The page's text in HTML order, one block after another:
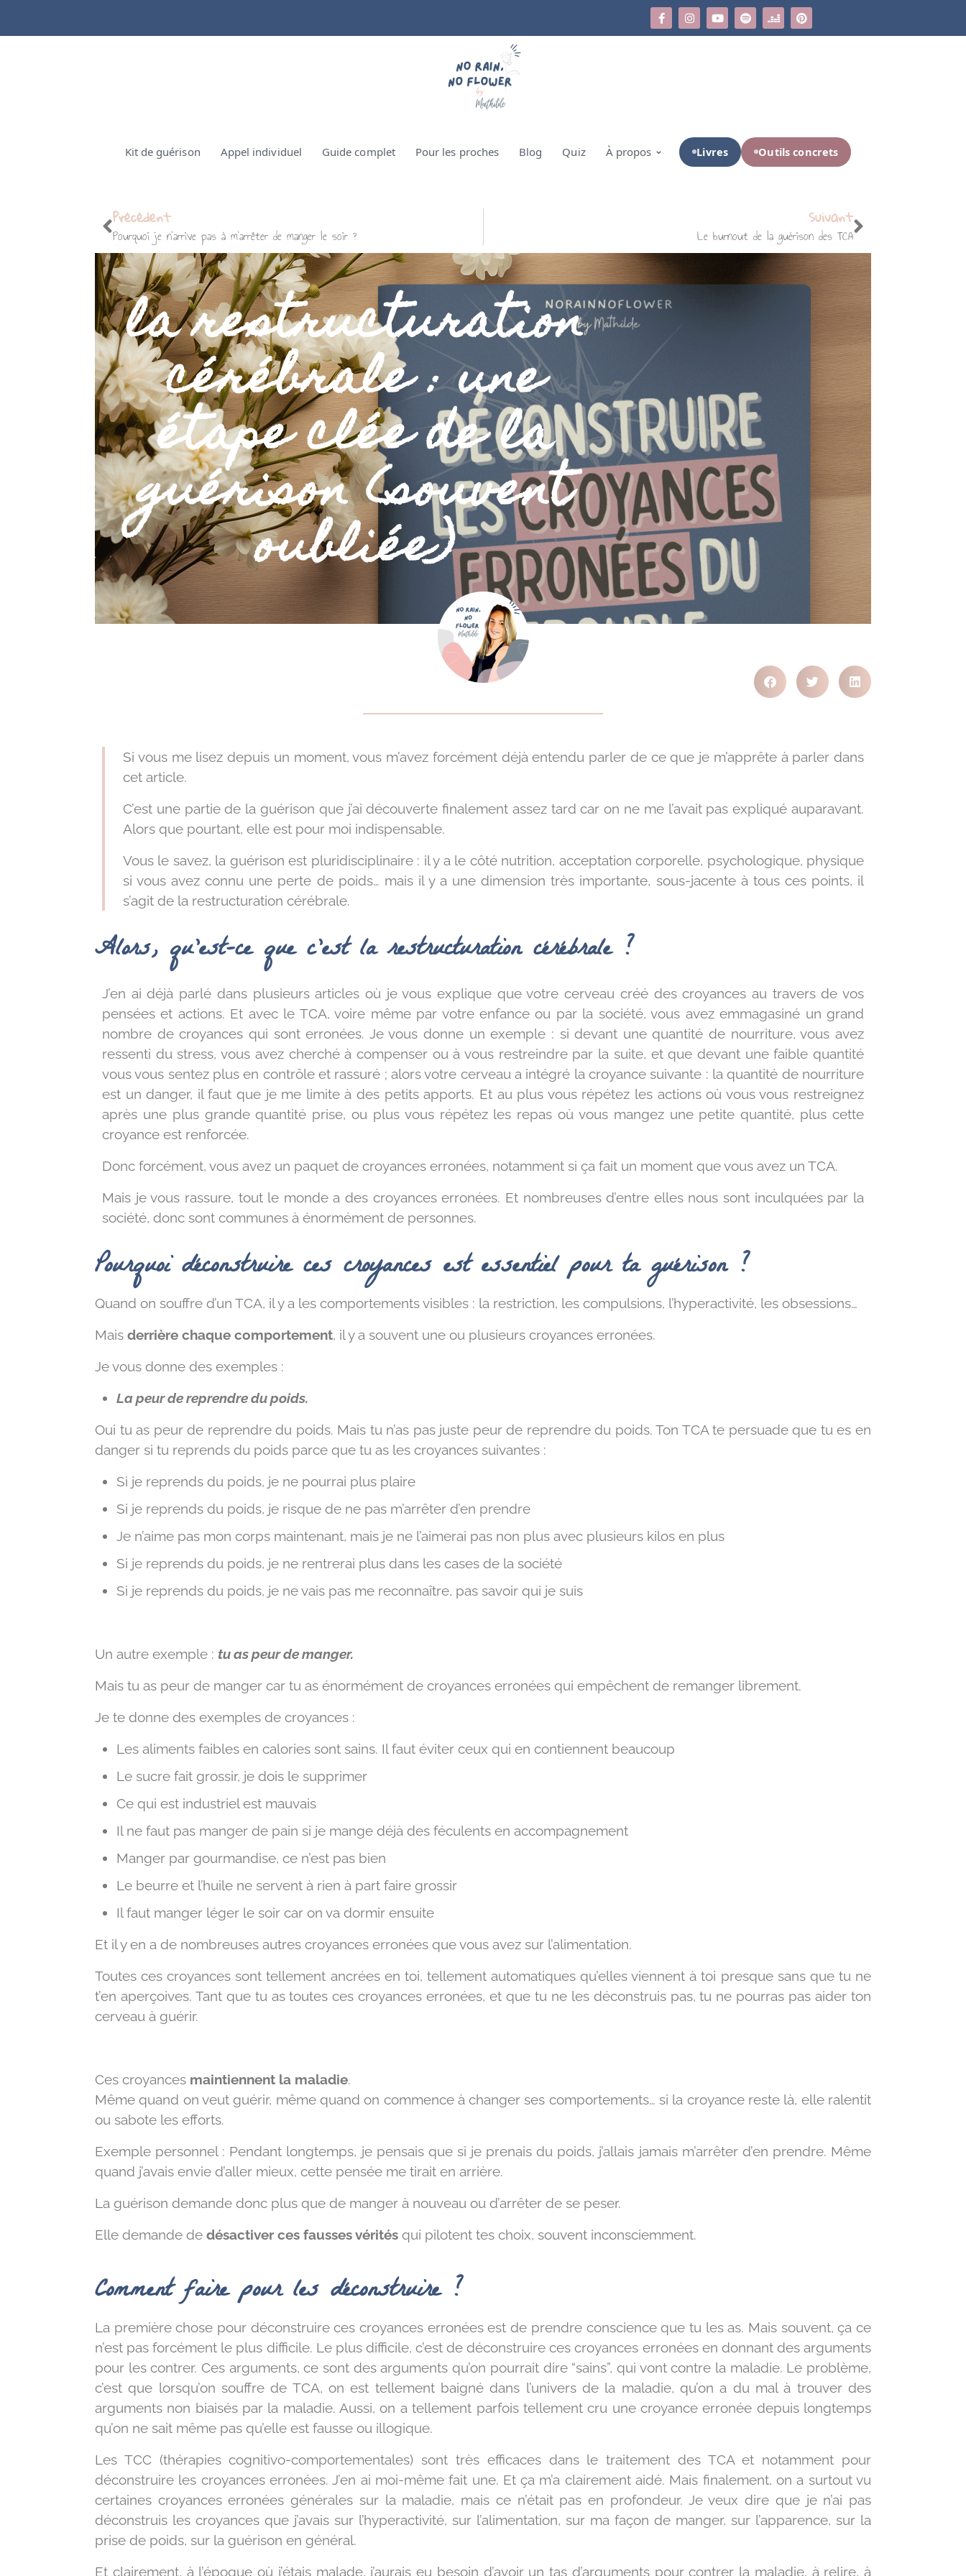
Kit de guérison Appel individuel Guide complet Pour les proches Blog Quiz À propos Livres Outils concrets
Précédent
Pourquoi je n’arrive pas à m’arrêter de manger le soir ?
Suivant
Le burnout de la guérison des TCA
la restructuration
cérébrale : une
étape clée de la
guérison (souvent
oubliée)
Si vous me lisez depuis un moment, vous m’avez forcément déjà entendu parler de ce que je m’apprête à parler dans
cet article.
C’est une partie de la guérison que j’ai découverte finalement assez tard car on ne me l’avait pas expliqué auparavant.
Alors que pourtant, elle est pour moi indispensable.
Vous le savez, la guérison est pluridisciplinaire : il y a le côté nutrition, acceptation corporelle, psychologique, physique
si vous avez connu une perte de poids… mais il y a une dimension très importante, sous-jacente à tous ces points, il
s’agit de la restructuration cérébrale.
Alors, qu’est-ce que c’est la restructuration cérébrale ?
J’en ai déjà parlé dans plusieurs articles où je vous explique que votre cerveau créé des croyances au travers de vos
pensées et actions. Et avec le TCA, voire même par votre enfance ou par la société, vous avez emmagasiné un grand
nombre de croyances qui sont erronées. Je vous donne un exemple : si devant une quantité de nourriture, vous avez
ressenti du stress, vous avez cherché à compenser ou à vous restreindre par la suite, et que devant une faible quantité
vous vous sentez plus en contrôle et rassuré ; alors votre cerveau a intégré la croyance suivante : la quantité de nourriture
est un danger, il faut que je me limite à des petits apports. Et au plus vous répétez les actions où vous vous restreignez
après une plus grande quantité prise, ou plus vous répétez les repas où vous mangez une petite quantité, plus cette
croyance est renforcée.
Donc forcément, vous avez un paquet de croyances erronées, notamment si ça fait un moment que vous avez un TCA.
Mais je vous rassure, tout le monde a des croyances erronées. Et nombreuses d’entre elles nous sont inculquées par la
société, donc sont communes à énormément de personnes.
Pourquoi déconstruire ces croyances est essentiel pour ta guérison ?
Quand on souffre d’un TCA, il y a les comportements visibles : la restriction, les compulsions, l’hyperactivité, les obsessions…
Mais derrière chaque comportement, il y a souvent une ou plusieurs croyances erronées.
Je vous donne des exemples :
La peur de reprendre du poids.
Oui tu as peur de reprendre du poids. Mais tu n’as pas juste peur de reprendre du poids. Ton TCA te persuade que tu es en
danger si tu reprends du poids parce que tu as les croyances suivantes :
Si je reprends du poids, je ne pourrai plus plaire
Si je reprends du poids, je risque de ne pas m’arrêter d’en prendre
Je n’aime pas mon corps maintenant, mais je ne l’aimerai pas non plus avec plusieurs kilos en plus
Si je reprends du poids, je ne rentrerai plus dans les cases de la société
Si je reprends du poids, je ne vais pas me reconnaître, pas savoir qui je suis
Un autre exemple : tu as peur de manger.
Mais tu as peur de manger car tu as énormément de croyances erronées qui empêchent de remanger librement.
Je te donne des exemples de croyances :
Les aliments faibles en calories sont sains. Il faut éviter ceux qui en contiennent beaucoup
Le sucre fait grossir, je dois le supprimer
Ce qui est industriel est mauvais
Il ne faut pas manger de pain si je mange déjà des féculents en accompagnement
Manger par gourmandise, ce n’est pas bien
Le beurre et l’huile ne servent à rien à part faire grossir
Il faut manger léger le soir car on va dormir ensuite
Et il y en a de nombreuses autres croyances erronées que vous avez sur l’alimentation.
Toutes ces croyances sont tellement ancrées en toi, tellement automatiques qu’elles viennent à toi presque sans que tu ne
t’en aperçoives. Tant que tu as toutes ces croyances erronées, et que tu ne les déconstruis pas, tu ne pourras pas aider ton
cerveau à guérir.
Ces croyances maintiennent la maladie.
Même quand on veut guérir, même quand on commence à changer ses comportements… si la croyance reste là, elle ralentit
ou sabote les efforts.
Exemple personnel : Pendant longtemps, je pensais que si je prenais du poids, j’allais jamais m’arrêter d’en prendre. Même
quand j’avais envie d’aller mieux, cette pensée me tirait en arrière.
La guérison demande donc plus que de manger à nouveau ou d’arrêter de se peser.
Elle demande de désactiver ces fausses vérités qui pilotent tes choix, souvent inconsciemment.
Comment faire pour les déconstruire ?
La première chose pour déconstruire ces croyances erronées est de prendre conscience que tu les as. Mais souvent, ça ce
n’est pas forcément le plus difficile. Le plus difficile, c’est de déconstruire ces croyances erronées en donnant des arguments
pour les contrer. Ces arguments, ce sont des arguments qu’on pourrait dire “sains”, qui vont contre la maladie. Le problème,
c’est que lorsqu’on souffre de TCA, on est tellement baigné dans l’univers de la maladie, qu’on a du mal à trouver des
arguments non biaisés par la maladie. Aussi, on a tellement parfois tellement cru une croyance erronée depuis longtemps
qu’on ne sait même pas qu’elle est fausse ou illogique.
Les TCC (thérapies cognitivo-comportementales) sont très efficaces dans le traitement des TCA et notamment pour
déconstruire les croyances erronées. J’en ai moi-même fait une. Et ça m’a clairement aidé. Mais finalement, on a surtout vu
certaines croyances erronées générales sur la maladie, mais ce n’était pas en profondeur. Je veux dire que je n’ai pas
déconstruis les croyances que j’avais sur l’hyperactivité, sur l’alimentation, sur ma façon de manger, sur l’apparence, sur la
prise de poids, sur la guérison en général.
Et clairement, à l’époque où j’étais malade, j’aurais eu besoin d’avoir un tas d’arguments pour contrer la maladie, à relire, à